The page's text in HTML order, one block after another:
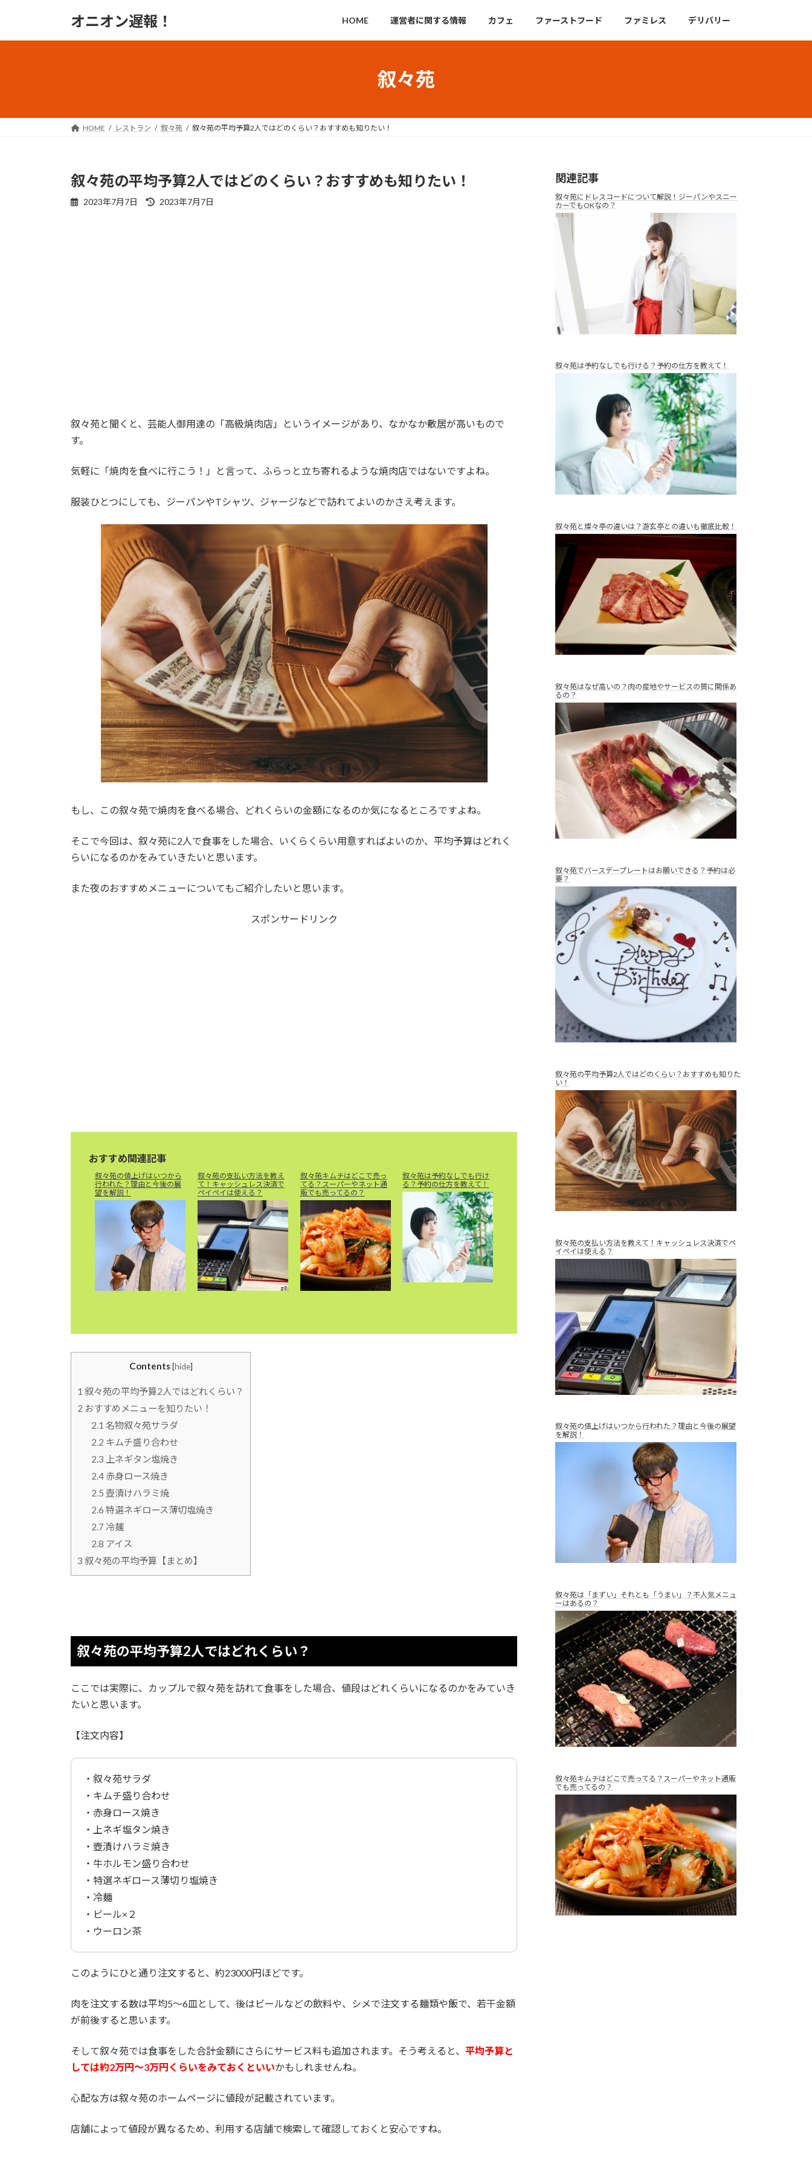
オニオン遅報！ HOME 運営者に関する情報 カフェ ファーストフード ファミレス デリバリー
叙々苑
HOME レストラン 叙々苑 叙々苑の平均予算2人ではどのくらい？おすすめも知りたい！
叙々苑の平均予算2人ではどのくらい？おすすめも知りたい！
2023年7月7日
最
2023年7月7日
叙々苑と聞くと、芸能人御用達の「高級焼肉店」というイメージがあり、なかなか敷居が高いもので
す。
気軽に「焼肉を食べに行こう！」と言って、ふらっと立ち寄れるような焼肉店ではないですよね。
服装ひとつにしても、ジーパンやTシャツ、ジャージなどで訪れてよいのかさえ考えます。
もし、この叙々苑で焼肉を食べる場合、どれくらいの金額になるのか気になるところですよね。
そこで今回は、叙々苑に2人で食事をした場合、いくらくらい用意すればよいのか、平均予算はどれく
らいになるのかをみていきたいと思います。
また夜のおすすめメニューについてもご紹介したいと思います。
スポンサードリンク
おすすめ関連記事
叙々苑の値上げはいつから
行われた？理由と今後の展
望を解説！
叙々苑の支払い方法を教え
て！キャッシュレス決済で
ペイペイは使える？
叙々苑キムチはどこで売っ
てる？スーパーやネット通
販でも売ってるの？
叙々苑は予約なしでも行け
る？予約の仕方を教えて！
Contents [hide]
1 叙々苑の平均予算2人ではどれくらい？
2 おすすめメニューを知りたい！
2.1 名物叙々苑サラダ
2.2 キムチ盛り合わせ
2.3 上ネギタン塩焼き
2.4赤身ロース焼き
2.5 壺漬けハラミ焼
2.6 特選ネギロース薄切塩焼き
2.7 冷麺
2.8 アイス
3 叙々苑の平均予算【まとめ】
叙々苑の平均予算2人ではどれくらい？
ここでは実際に、カップルで叙々苑を訪れて食事をした場合、値段はどれくらいになるのかをみていき
たいと思います。
【注文内容】
・叙々苑サラダ
・キムチ盛り合わせ
・赤身ロース焼き
・上ネギ塩タン焼き
・壺漬けハラミ焼き
・牛ホルモン盛り合わせ
・特選ネギロース薄切り塩焼き
・冷麺
・ビール×２
・ウーロン茶
このようにひと通り注文すると、約23000円ほどです。
肉を注文する数は平均5～6皿として、後はビールなどの飲料や、シメで注文する麺類や飯で、若干金額
が前後すると思います。
そして叙々苑では食事をした合計金額にさらにサービス料も追加されます。そう考えると、 平均予算と
しては約2万円～3万円くらいをみておくといいかもしれませんね。
心配な方は叙々苑のホームページに値段が記載されています。
店舗によって値段が異なるため、利用する店舗で検索して確認しておくと安心ですね。
関連記事
叙々苑にドレスコードについて解説！ジーパンやスニー
カーでもOKなの？
叙々苑は予約なしでも行ける？予約の仕方を教えて！
叙々苑と燦々亭の違いは？游玄亭との違いも徹底比較！
叙々苑はなぜ高いの？肉の産地やサービスの質に関係あ
るの？
叙々苑でバースデープレートはお願いできる？予約は必
要？
叙々苑の平均予算2人ではどのくらい？おすすめも知りた
い！
叙々苑の支払い方法を教えて！キャッシュレス決済でペ
イペイは使える？
叙々苑の値上げはいつから行われた？理由と今後の展望
を解説！
叙々苑は「まずい」それとも「うまい」？不人気メニュ
ーはあるの？
叙々苑キムチはどこで売ってる？スーパーやネット通販
でも売ってるの？